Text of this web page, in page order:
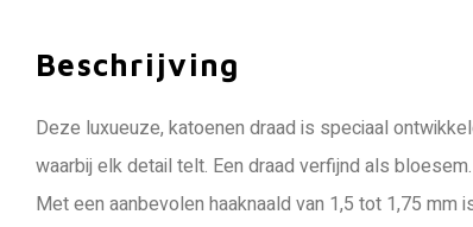
Beschrijving
Deze luxueuze, katoenen draad is speciaal
waarbij elk detail telt. Een draad verfijnd als bloesem.
Met een aanbevolen haaknaald van 1,5 tot 1,75